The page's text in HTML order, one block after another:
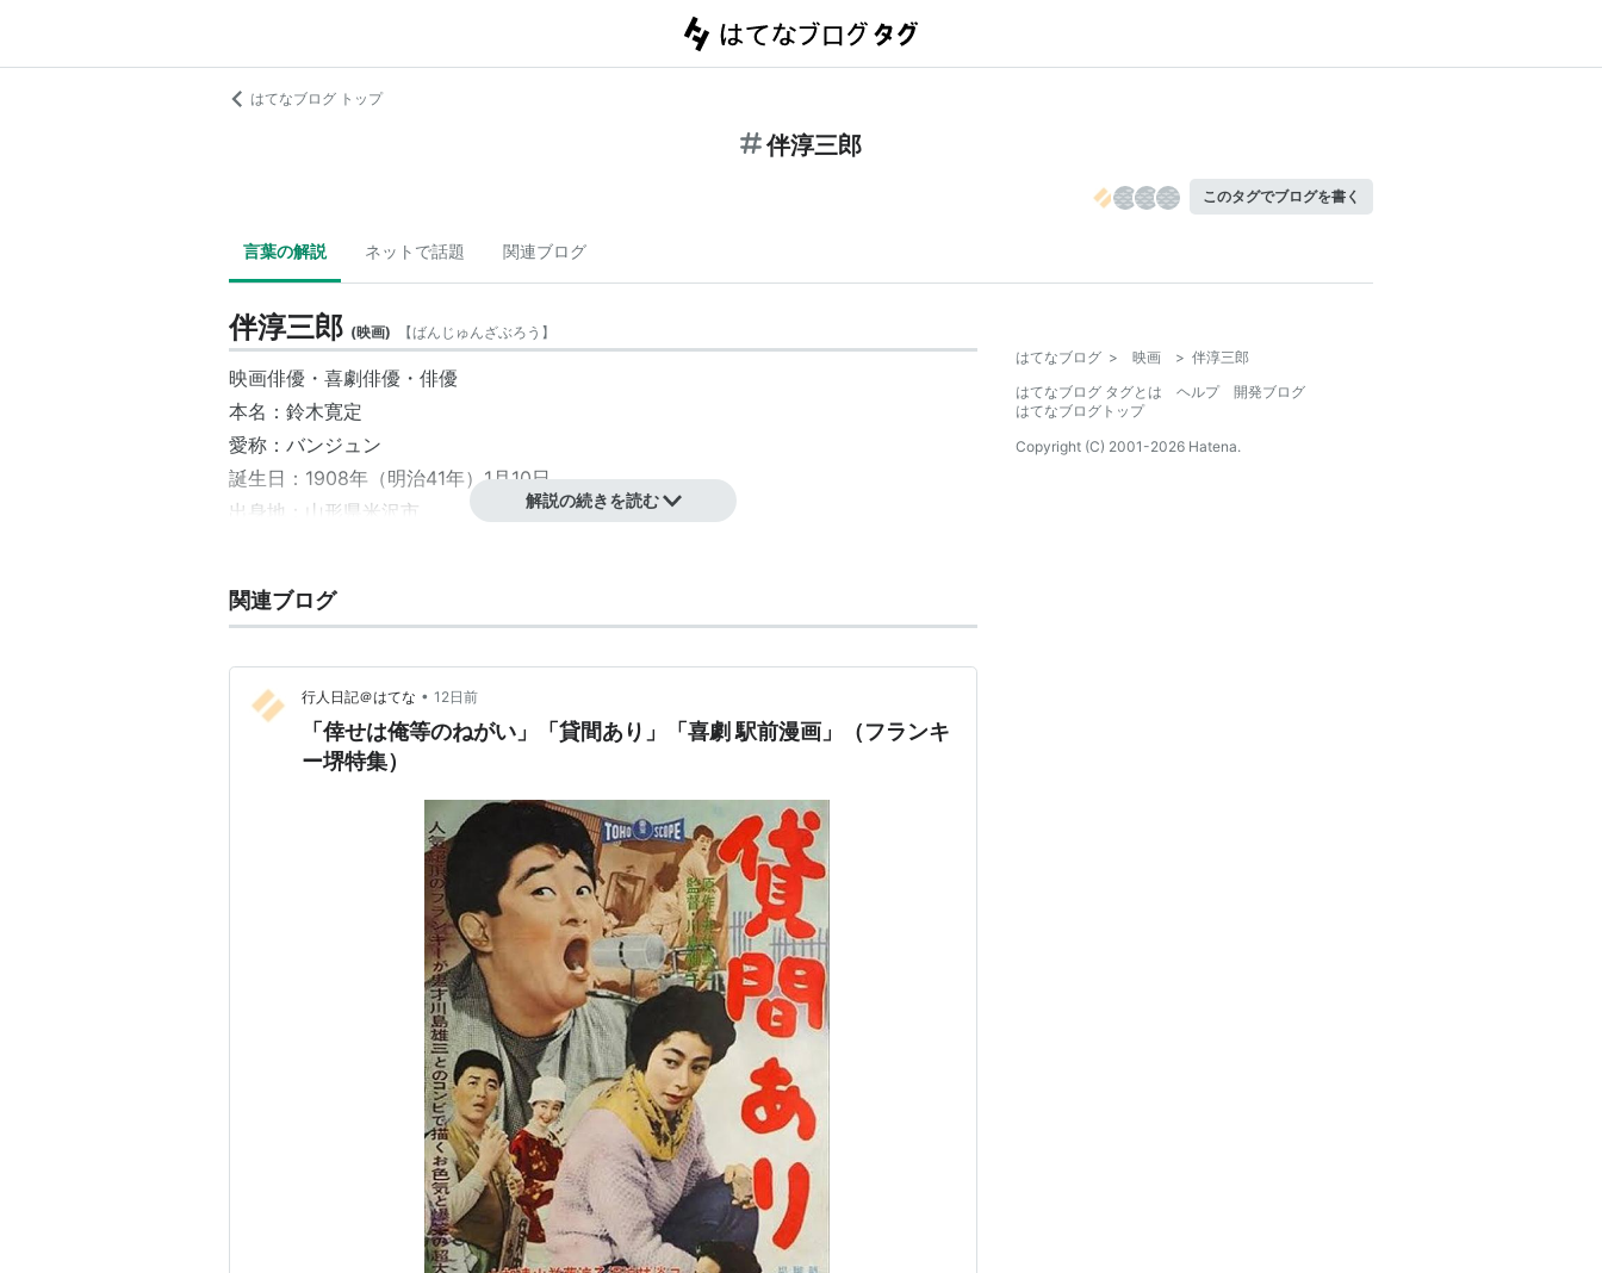
はてなブログ トップ
伴淳三郎
このタグでブログを書く
言葉の解説 ネットで話題 関連ブログ
伴淳三郎 (映画) 【ばんじゅんざぶろう 】
映画俳優・喜劇俳優・俳優
本名：鈴木寛定
愛称： バンジュン
誕生日：1908年（明治41年）1月10日
出身地：山形県米沢市
1928年、「
森繁久彌やフランキー堺などとともに欠かせない方。「飢餓海峡」「どですかで
多く出演。名脇役あり「伴淳」の冠が付く喜劇映画では主役も務めた。
戦後、「アジャパー」という流行語を作り出す。
1963年、「あゆみの箱
1978年、紫綬褒章受章。
1981年（昭和56年）10月26日、死去。73歳。
現在、伴の地元米沢市では彼の生誕100年にあたって上映会等が開催されている。
シリーズ
解説の続きを読む
関連ブログ
行人日記＠はてな • 12日前
「倖せは俺等のねがい」「貸間あり」「喜劇 駅前漫画」（フランキ
ー堺特集）
はてなブログ > 映画 > 伴淳三郎
はてなブログ タグとは
ヘルプ
開発ブログ
はてなブログトップ
Copyright (C) 2001-2026 Hatena.